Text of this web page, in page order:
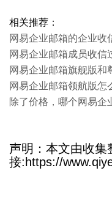
相关推荐：
网易企业邮箱的企业收
网易企业邮箱成员收信
网易企业邮箱旗舰版和
网易企业邮箱领航版怎
除了价格，哪个网易企
声明：本文由收
接:https://